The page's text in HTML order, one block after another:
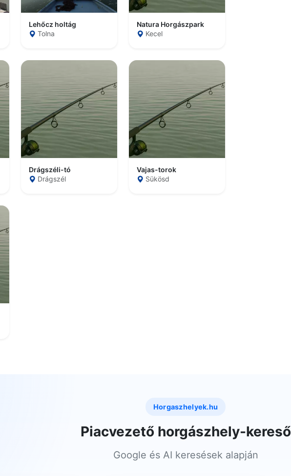
Lehőcz holtág
Tolna
Natura Horgászpark
Kecel
Drágszéli-tó
Drágszél
Vajas-torok
Sükösd
Horgaszhelyek.hu
Piacvezető horgászhely-kereső
Google és AI keresések alapján